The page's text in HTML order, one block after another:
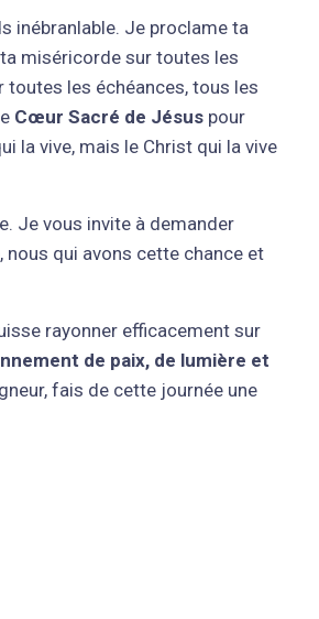
inébranlable. Je proclame ta
miséricorde sur toutes les
les échéances, tous les
Cœur Sacré de Jésus pour
la vive, mais le Christ qui la vive
Je vous invite à demander
nous qui avons cette chance et
rayonner efficacement sur
de paix, de lumière et
fais de cette journée une